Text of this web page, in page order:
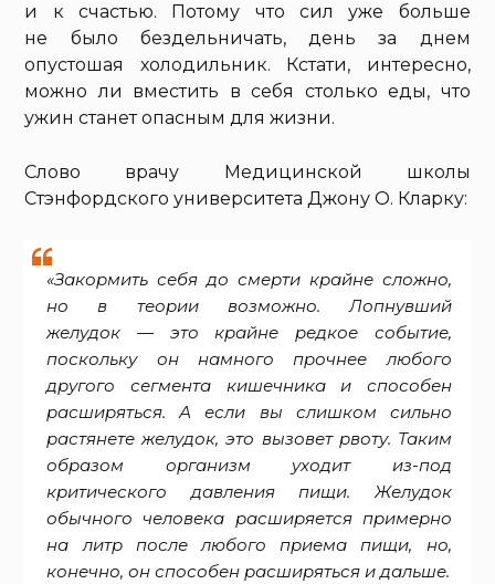
и к счастью. Потому что сил уже больше
не было бездельничать, день за днем
опустошая холодильник. Кстати, интересно,
можно ли вместить в себя столько еды, что
ужин станет опасным для жизни.
Слово врачу Медицинской школы
Стэнфордского университета Джону О. Кларку:
«Закормить себя до смерти крайне сложно,
но в теории возможно. Лопнувший
желудок — это крайне редкое событие,
поскольку он намного прочнее любого
другого сегмента кишечника и способен
расширяться. А если вы слишком сильно
растянете желудок, это вызовет рвоту. Таким
образом организм уходит из-под
критического давления пищи. Желудок
обычного человека расширяется примерно
на литр после любого приема пищи, но,
конечно, он способен расширяться и дальше.